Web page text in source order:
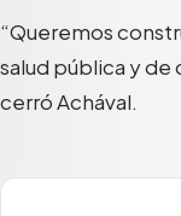
“Queremos
salud pública y de
cerró Achával.